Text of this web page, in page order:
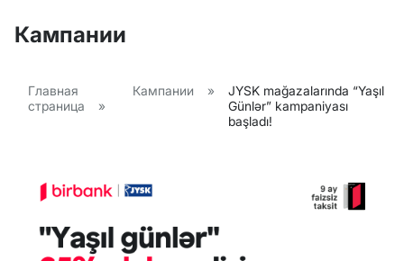
Кампании
Главная
страница
»
Кампании »
JYSK mağazalarında “Yaşıl
Günlər” kampaniyası
başladı!